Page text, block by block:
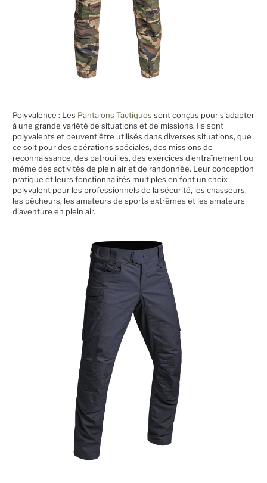
Polyvalence : Les Pantalons Tactiques sont conçus pour s'adapter
à une grande variété de situations et de missions. Ils sont
polyvalents et peuvent être utilisés dans diverses situations, que
ce soit pour des opérations spéciales, des missions de
reconnaissance, des patrouilles, des exercices d'entraînement ou
même des activités de plein air et de randonnée. Leur conception
pratique et leurs fonctionnalités multiples en font un choix
polyvalent pour les professionnels de la sécurité, les chasseurs,
les pêcheurs, les amateurs de sports extrêmes et les amateurs
d'aventure en plein air.